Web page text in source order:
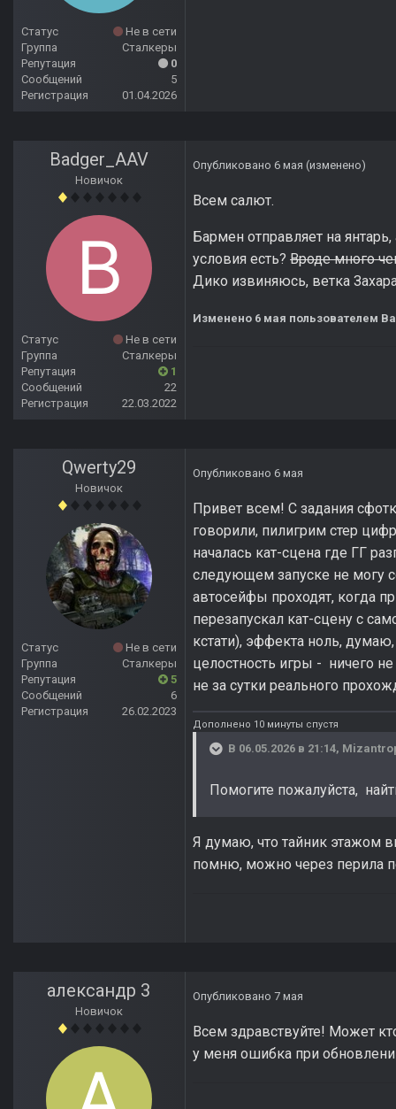
Статус
Не в сети
Группа
Сталкеры
Репутация
0
Сообщений
5
Регистрация
01.04.2026
Badger_AAV
Новичок
Статус
Не в сети
Группа
Сталкеры
Репутация
1
Сообщений
22
Регистрация
22.03.2022
Опубликовано 6 мая (изменено)
Всем салют.
Бармен отправляет на
условия есть? Вроде много
Дико извиняюсь, ветка
Изменено 6 мая пользователем
Qwerty29
Новичок
Статус
Не в сети
Группа
Сталкеры
Репутация
5
Сообщений
6
Регистрация
26.02.2023
Опубликовано 6 мая
Привет всем! С задания
говорили, пилигрим стер
началась кат-сцена где ГГ
следующем запуске не могу
автосейфы проходят, когда
перезапускал кат-сцену с
кстати), эффекта ноль,
целостность игры - ничего
не за сутки реального
Дополнено 10 минуты спустя
В 06.05.2026 в 21:14,
Помогите пожалуйста,
Я думаю, что тайник этажом
помню, можно через перила
александр 3
Новичок
Опубликовано 7 мая
Всем здравствуйте! Может
у меня ошибка при